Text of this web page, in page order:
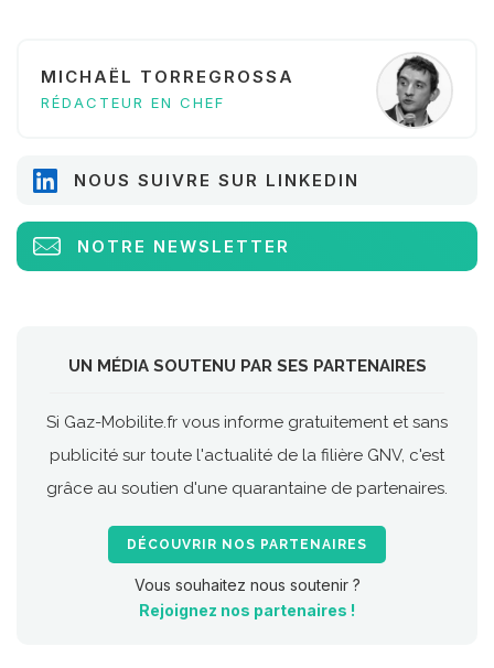
MICHAËL TORREGROSSA
RÉDACTEUR EN CHEF
NOUS SUIVRE SUR LINKEDIN
NOTRE NEWSLETTER
UN MÉDIA SOUTENU PAR SES PARTENAIRES
Si Gaz-Mobilite.fr vous informe gratuitement et sans
publicité sur toute l'actualité de la filière GNV, c'est
grâce au soutien d'une quarantaine de partenaires.
DÉCOUVRIR NOS PARTENAIRES
Vous souhaitez nous soutenir ?
Rejoignez nos partenaires !